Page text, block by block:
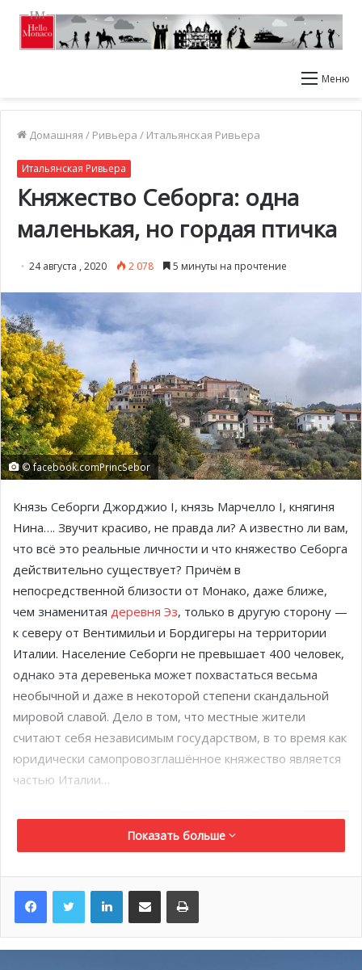
Меню
Домашняя / Ривьера / Итальянская Ривьера
Итальянская Ривьера
Княжество Себорга: одна
маленькая, но гордая птичка
24 августа , 2020 2 078 5 минуты на прочтение
© facebook.comPrincSebor
Князь Себорги Джорджио I, князь Марчелло I, княгиня
Нина…. Звучит красиво, не правда ли? А известно ли вам,
что всё это реальные личности и что княжество Себорга
действительно существует? Причём в
непосредственной близости от Монако, даже ближе,
чем знаменитая деревня Эз, только в другую сторону —
к северу от Вентимильи и Бордигеры на территории
Италии. Население Себорги не превышает 400 человек,
однако эта деревенька может похвастаться весьма
необычной и даже в некоторой степени скандальной
мировой славой. Дело в том, что местные жители
считают себя независимым государством, в то время как
юридически самопровозглашённое княжество является
частью Италии…
Показать больше
LinkedInПоделиться по электронной почте Распечатать